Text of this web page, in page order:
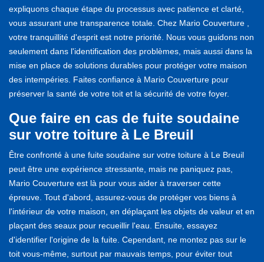
expliquons chaque étape du processus avec patience et clarté,
vous assurant une transparence totale. Chez Mario Couverture ,
votre tranquillité d'esprit est notre priorité. Nous vous guidons non
seulement dans l'identification des problèmes, mais aussi dans la
mise en place de solutions durables pour protéger votre maison
des intempéries. Faites confiance à Mario Couverture pour
préserver la santé de votre toit et la sécurité de votre foyer.
Que faire en cas de fuite soudaine
sur votre toiture à Le Breuil
Être confronté à une fuite soudaine sur votre toiture à Le Breuil
peut être une expérience stressante, mais ne paniquez pas,
Mario Couverture est là pour vous aider à traverser cette
épreuve. Tout d'abord, assurez-vous de protéger vos biens à
l'intérieur de votre maison, en déplaçant les objets de valeur et en
plaçant des seaux pour recueillir l'eau. Ensuite, essayez
d'identifier l'origine de la fuite. Cependant, ne montez pas sur le
toit vous-même, surtout par mauvais temps, pour éviter tout